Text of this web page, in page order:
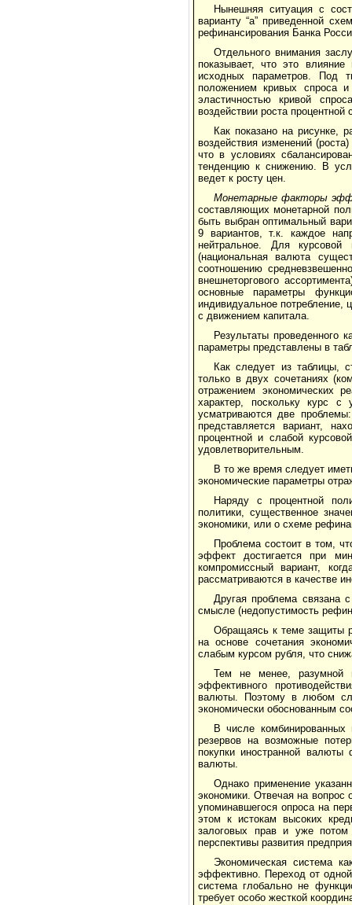
Нынешняя ситуация с
варианту “а” приведенной
рефинансирования Банка
Отдельного внимания
показывает, что это
исходных параметров. Под
положением кривых спроса
эластичностью кривой
воздействии роста
Как показано на рисунке,
воздействия изменений
что в условиях
тенденцию к снижению. В
ведет к росту цен.
Монетарные факторы
составляющих монетарной
быть выбран оптимальный
9 вариантов, т.к. каждое
нейтральное. Для курсовой
(национальная валюта
соотношению
внешнеторгового
основные параметры
индивидуальное потребление,
с движением капитала.
Результаты проведенного
параметры представлены в
Как следует из таблицы,
только в двух сочетаниях
отражением экономических
характер, поскольку курс
усматриваются две
представляется вариант,
процентной и слабой
удовлетворительным.
В то же время следует
экономические параметры
Наряду с процентной
политики, существенное
экономики, или о схеме
Проблема состоит в том,
эффект достигается при
компромиссный вариант,
рассматриваются в качестве
Другая проблема связана
смысле (недопустимость
Обращаясь к теме защиты
на основе сочетания
слабым курсом рубля, что
Тем не менее, разумной
эффективного
валюты. Поэтому в любом
экономически обоснованным
В числе
резервов на возможные
покупки иностранной валюты
валюты.
Однако применение
экономики. Отвечая на вопрос
упоминавшегося опроса на
этом к истокам высоких
залоговых прав и уже потом
перспективы развития
Экономическая система
эффективно. Переход от
система глобально не
требует особо жесткой